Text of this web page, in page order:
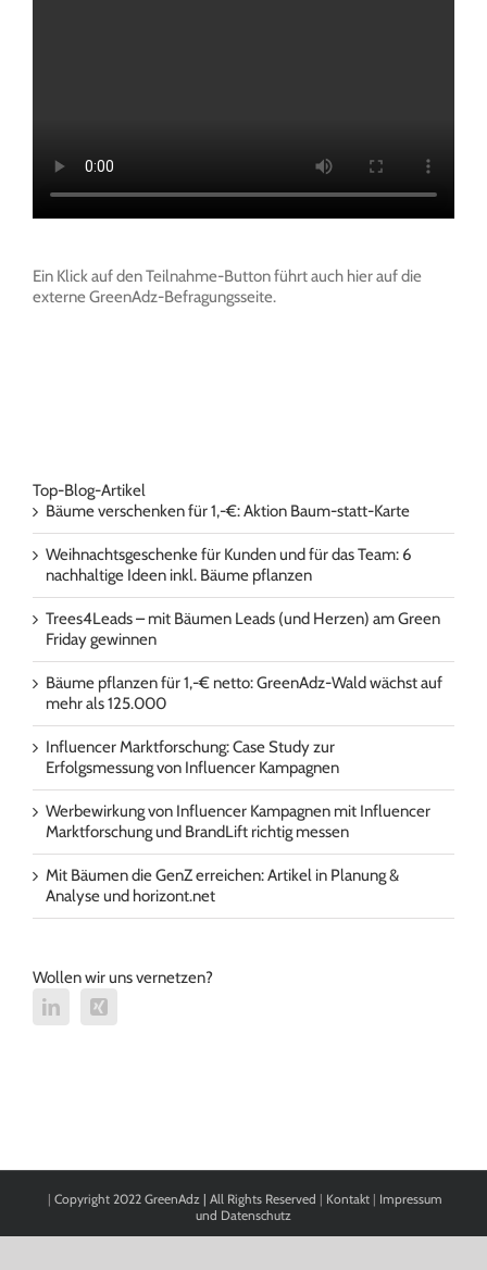
Ein Klick auf den Teilnahme-Button führt auch hier auf die
externe GreenAdz-Befragungsseite.
Top-Blog-Artikel
Bäume verschenken für 1,-€: Aktion Baum-statt-Karte
Weihnachtsgeschenke für Kunden und für das Team: 6
nachhaltige Ideen inkl. Bäume pflanzen
Trees4Leads – mit Bäumen Leads (und Herzen) am Green
Friday gewinnen
Bäume pflanzen für 1,-€ netto: GreenAdz-Wald wächst auf
mehr als 125.000
Influencer Marktforschung: Case Study zur
Erfolgsmessung von Influencer Kampagnen
Werbewirkung von Influencer Kampagnen mit Influencer
Marktforschung und BrandLift richtig messen
Mit Bäumen die GenZ erreichen: Artikel in Planung &
Analyse und horizont.net
Wollen wir uns vernetzen?
| Copyright 2022 GreenAdz | All Rights Reserved | Kontakt | Impressum
und Datenschutz